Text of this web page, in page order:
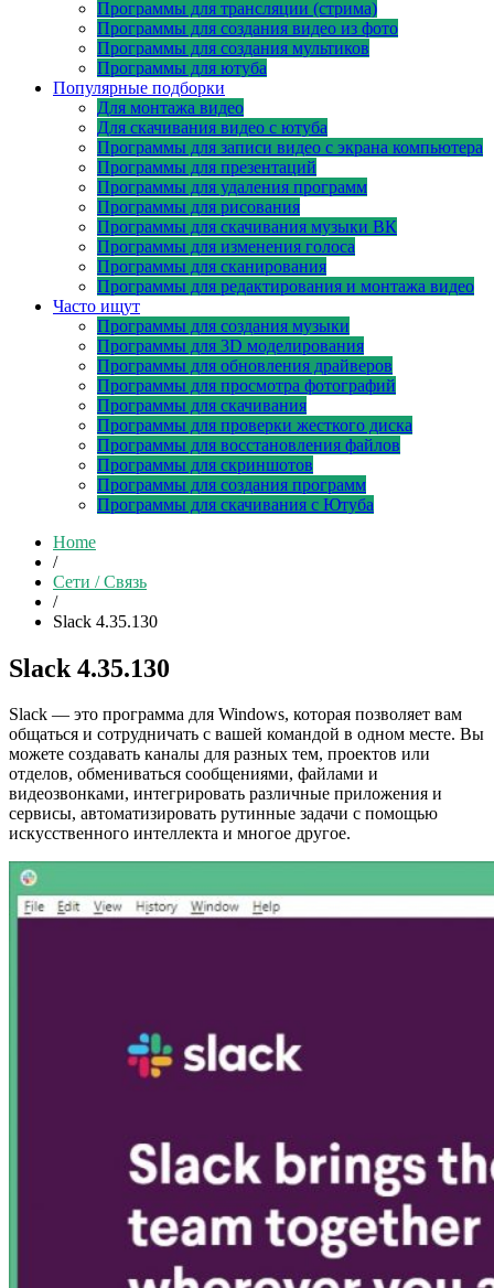
Программы для трансляции (стрима)
Программы для создания видео из фото
Программы для создания мультиков
Программы для ютуба
Популярные подборки
Для монтажа видео
Для скачивания видео с ютуба
Программы для записи видео с экрана компьютера
Программы для презентаций
Программы для удаления программ
Программы для рисования
Программы для скачивания музыки ВК
Программы для изменения голоса
Программы для сканирования
Программы для редактирования и монтажа видео
Часто ищут
Программы для создания музыки
Программы для 3D моделирования
Программы для обновления драйверов
Программы для просмотра фотографий
Программы для скачивания
Программы для проверки жесткого диска
Программы для восстановления файлов
Программы для скриншотов
Программы для создания программ
Программы для скачивания с Ютуба
Home
/
Сети / Связь
/
Slack 4.35.130
Slack 4.35.130
Slack — это программа для Windows, которая позволяет вам
общаться и сотрудничать с вашей командой в одном месте. Вы
можете создавать каналы для разных тем, проектов или
отделов, обмениваться сообщениями, файлами и
видеозвонками, интегрировать различные приложения и
сервисы, автоматизировать рутинные задачи с помощью
искусственного интеллекта и многое другое.